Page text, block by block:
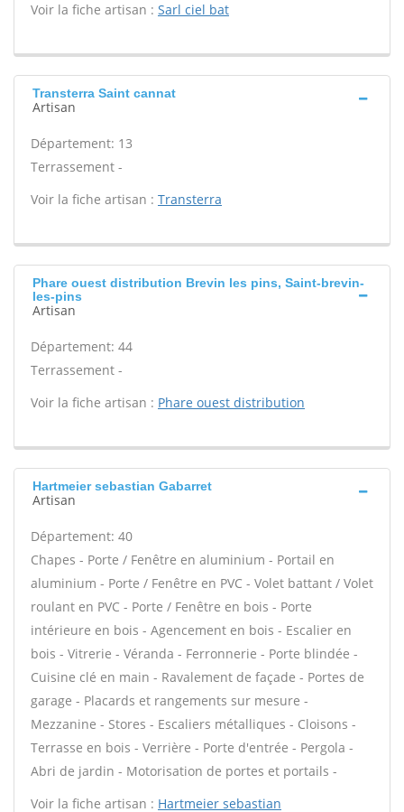
Voir la fiche artisan : Sarl ciel bat
Transterra Saint cannat
Artisan
Département: 13
Terrassement -
Voir la fiche artisan : Transterra
Phare ouest distribution Brevin les pins, Saint-brevin-
les-pins
Artisan
Département: 44
Terrassement -
Voir la fiche artisan : Phare ouest distribution
Hartmeier sebastian Gabarret
Artisan
Département: 40
Chapes - Porte / Fenêtre en aluminium - Portail en
aluminium - Porte / Fenêtre en PVC - Volet battant / Volet
roulant en PVC - Porte / Fenêtre en bois - Porte
intérieure en bois - Agencement en bois - Escalier en
bois - Vitrerie - Véranda - Ferronnerie - Porte blindée -
Cuisine clé en main - Ravalement de façade - Portes de
garage - Placards et rangements sur mesure -
Mezzanine - Stores - Escaliers métalliques - Cloisons -
Terrasse en bois - Verrière - Porte d'entrée - Pergola -
Abri de jardin - Motorisation de portes et portails -
Voir la fiche artisan : Hartmeier sebastian